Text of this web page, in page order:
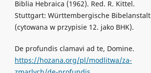
Biblia Hebraica (1962). Red. R. Kittel.
Stuttgart: Württembergische Bibelanstalt
(cytowana w przypisie 12. jako BHK).
De profundis clamavi ad te, Domine.
https://hozana.org/pl/modlitwa/za-